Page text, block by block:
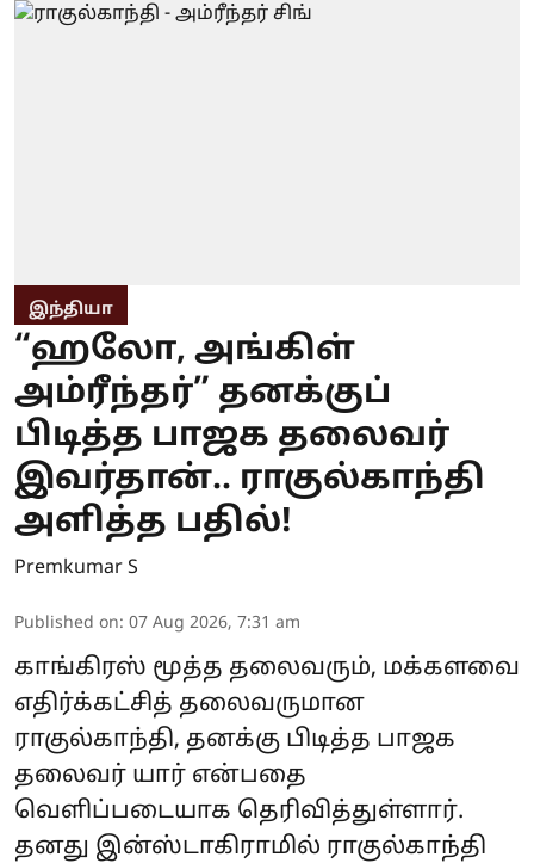
இந்தியா
“ஹலோ, அங்கிள்
அம்ரீந்தர்” தனக்குப்
பிடித்த பாஜக தலைவர்
இவர்தான்.. ராகுல்காந்தி
அளித்த பதில்!
Premkumar S
Published on: 07 Aug 2026, 7:31 am
காங்கிரஸ் மூத்த தலைவரும், மக்களவை
எதிர்க்கட்சித் தலைவருமான
ராகுல்காந்தி, தனக்கு பிடித்த பாஜக
தலைவர் யார் என்பதை
வெளிப்படையாக தெரிவித்துள்ளார்.
தனது இன்ஸ்டாகிராமில் ராகுல்காந்தி